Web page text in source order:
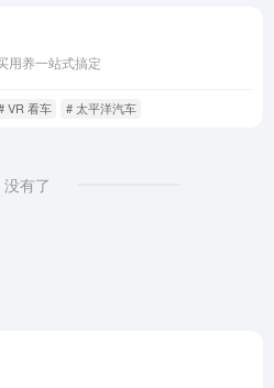
用养一站式搞定
VR 看车 # 太平洋汽车
没有了